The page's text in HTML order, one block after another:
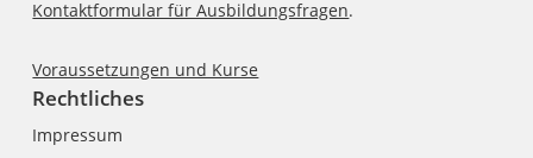
Kontaktformular für Ausbildungsfragen.
Voraussetzungen und Kurse
Rechtliches
Impressum